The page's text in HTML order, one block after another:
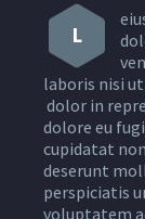
L
laboris nisi
dolor in
dolore eu
cupidatat
deserunt
perspiciatis
voluptatem